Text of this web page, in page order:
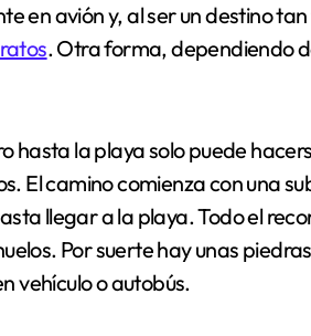
en avión y, al ser un destino
. Otra forma, dependiendo
hasta la playa solo puede
El camino comienza con una
llegar a la playa. Todo el
Por suerte hay unas
vehículo o autobús.